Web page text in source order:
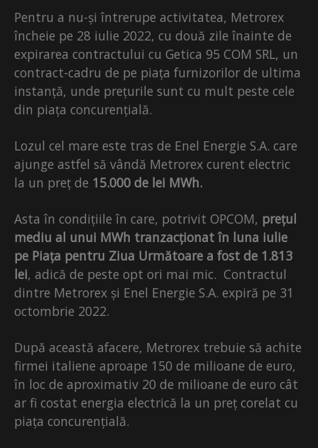
Pentru a nu-și întrerupe activitatea, Metrorex
încheie pe 28 iulie 2022, cu două zile înainte de
expirarea contractului cu Getica 95 COM SRL, un
contract-cadru de pe piața furnizorilor de ultima
instanță, unde prețurile sunt cu mult peste cele
din piața concurențială.
Lozul cel mare este tras de Enel Energie S.A. care
ajunge astfel să vândă Metrorex curent electric
la un preț de 15.000 de lei MWh.
Asta în condițiile în care, potrivit OPCOM, prețul
mediu al unui MWh tranzacționat în luna iulie
pe Piața pentru Ziua Următoare a fost de 1.813
lei, adică de peste opt ori mai mic. Contractul
dintre Metrorex și Enel Energie S.A. expiră pe 31
octombrie 2022.
După această afacere, Metrorex trebuie să achite
firmei italiene aproape 150 de milioane de euro,
în loc de aproximativ 20 de milioane de euro cât
ar fi costat energia electrică la un preț corelat cu
piața concurențială.